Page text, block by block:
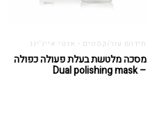
חידוש עור/קמטים - אנטי אייג'ינג
מסכה מלטשת בעלת פעולה כפולה
– Dual polishing mask